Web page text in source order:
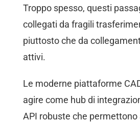
Troppo spesso, questi
collegati da fragili
piuttosto che da
attivi.
Le moderne piattaforme
agire come hub di
API robuste che